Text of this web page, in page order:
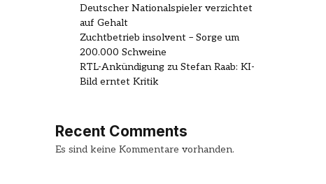
Deutscher Nationalspieler verzichtet
auf Gehalt
Zuchtbetrieb insolvent – Sorge um
200.000 Schweine
RTL-Ankündigung zu Stefan Raab: KI-
Bild erntet Kritik
Recent Comments
Es sind keine Kommentare vorhanden.